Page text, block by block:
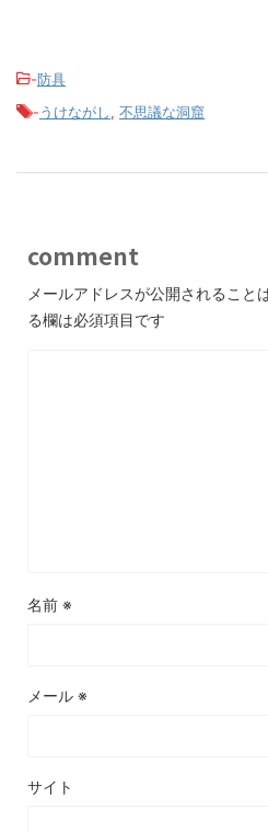
-防具
-うけながし, 不思議な洞窟
comment
メールアドレスが公開されること
る欄は必須項目です
名前 ※
メール ※
サイト